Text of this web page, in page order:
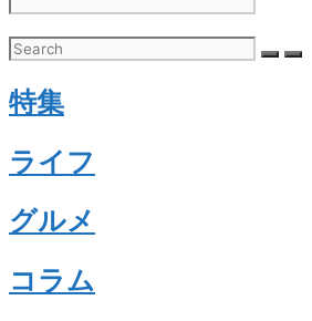
特集
ライフ
グルメ
コラム